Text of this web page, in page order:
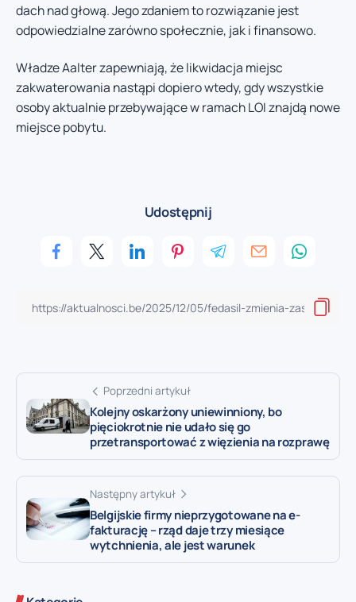
dach nad głową. Jego zdaniem to rozwiązanie jest
odpowiedzialne zarówno społecznie, jak i finansowo.
Władze Aalter zapewniają, że likwidacja miejsc
zakwaterowania nastąpi dopiero wtedy, gdy wszystkie
osoby aktualnie przebywające w ramach LOI znajdą nowe
miejsce pobytu.
Udostępnij
Poprzedni artykuł
Kolejny oskarżony uniewinniony, bo
pięciokrotnie nie udało się go
przetransportować z więzienia na rozprawę
Następny artykuł
Belgijskie firmy nieprzygotowane na e-
fakturację – rząd daje trzy miesiące
wytchnienia, ale jest warunek